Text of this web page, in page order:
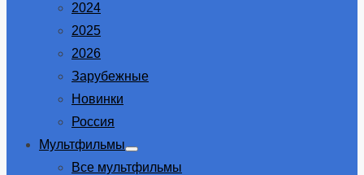
2024
2025
2026
Зарубежные
Новинки
Россия
Мультфильмы
Show
sub
Все мультфильмы